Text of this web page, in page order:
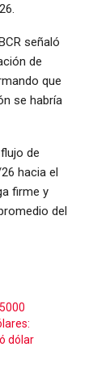
señaló
de
que
se habría
de
hacia el
firme y
del
dólar